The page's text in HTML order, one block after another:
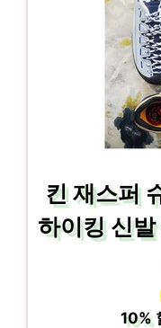
킨 재스퍼
하이킹 신
10%